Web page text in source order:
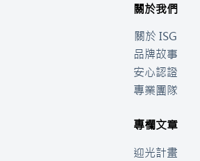
關於我們
關於 ISG
品牌故事
安心認證
專業團隊
專欄文章
迎光計畫